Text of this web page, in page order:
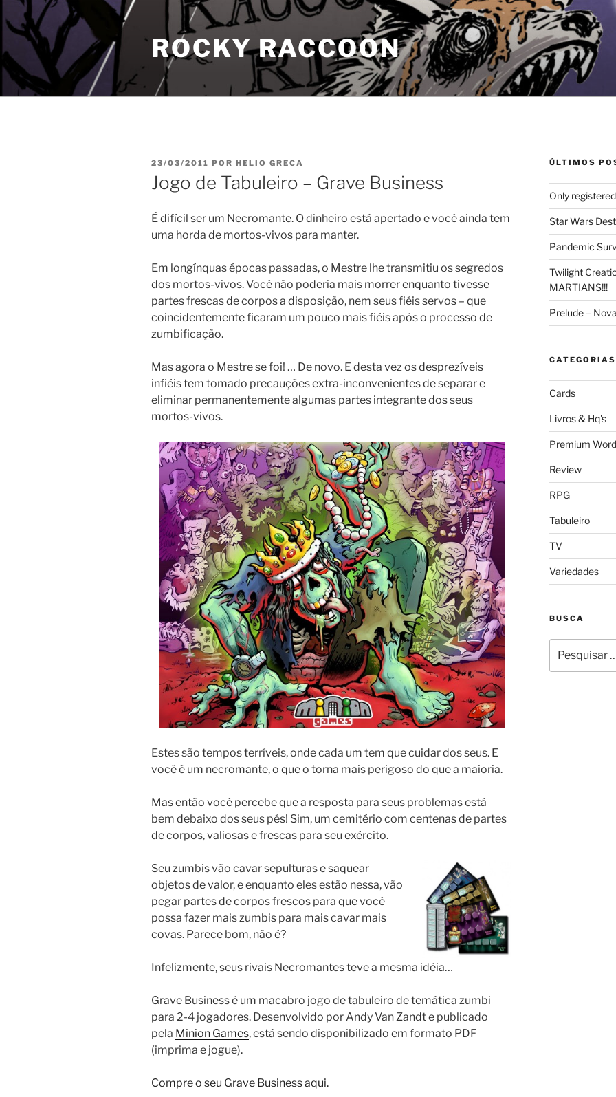
Pular
para
conteúdo
ROCKY RACCOON
PUBLICADO
EM
23/03/2011 POR HELIO GRECA
Jogo de Tabuleiro – Grave Business
É difícil ser um Necromante. O dinheiro está apertado e você ainda tem
uma horda de mortos-vivos para manter.
Em longínquas épocas passadas, o Mestre lhe transmitiu os segredos
dos mortos-vivos. Você não poderia mais morrer enquanto tivesse
partes frescas de corpos a disposição, nem seus fiéis servos – que
coincidentemente ficaram um pouco mais fiéis após o processo de
zumbificação.
Mas agora o Mestre se foi! … De novo. E desta vez os desprezíveis
infiéis tem tomado precauções extra-inconvenientes de separar e
eliminar permanentemente algumas partes integrante dos seus
mortos-vivos.
Estes são tempos terríveis, onde cada um tem que cuidar dos seus. E
você é um necromante, o que o torna mais perigoso do que a maioria.
Mas então você percebe que a resposta para seus problemas está
bem debaixo dos seus pés! Sim, um cemitério com centenas de partes
de corpos, valiosas e frescas para seu exército.
Seu zumbis vão cavar sepulturas e saquear
objetos de valor, e enquanto eles estão nessa, vão
pegar partes de corpos frescos para que você
possa fazer mais zumbis para mais cavar mais
covas. Parece bom, não é?
Infelizmente, seus rivais Necromantes teve a mesma idéia…
Grave Business é um macabro jogo de tabuleiro de temática zumbi
para 2-4 jogadores. Desenvolvido por Andy Van Zandt e publicado
pela Minion Games, está sendo disponibilizado em formato PDF
(imprima e jogue).
Compre o seu Grave Business aqui.
ÚLTIMOS
Only
Star Wars
Pandemic
Twilight
MARTIANS!!!
Prelude –
CATEGORIAS
Cards
Livros & Hq's
Premium
Review
RPG
Tabuleiro
TV
Variedades
BUSCA
por: